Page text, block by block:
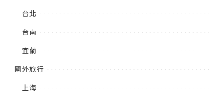
台北
台南
宜蘭
國外旅行
上海